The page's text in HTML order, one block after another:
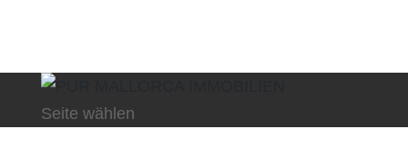
Seite wählen